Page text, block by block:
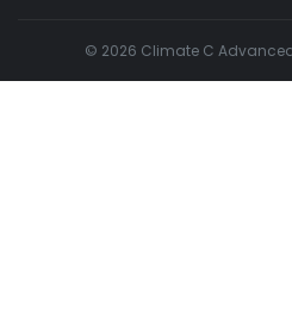
© 2026 Climate C